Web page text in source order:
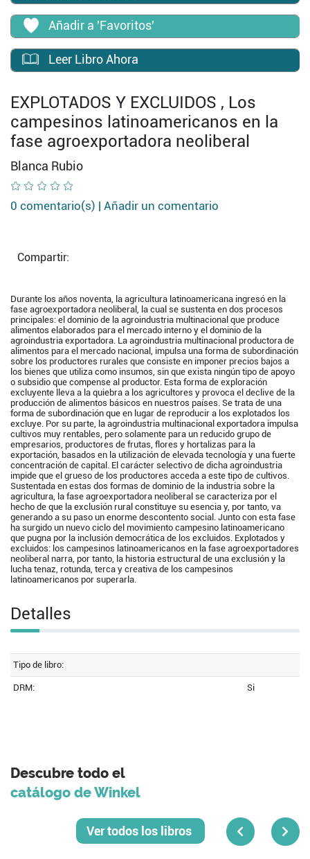
Añadir a 'Favoritos'
Leer Libro Ahora
EXPLOTADOS Y EXCLUIDOS , Los
campesinos latinoamericanos en la
fase agroexportadora neoliberal
Blanca Rubio
0 comentario(s) | Añadir un comentario
Compartir:
Durante los años noventa, la agricultura latinoamericana ingresó en la
fase agroexportadora neoliberal, la cual se sustenta en dos procesos
principales: el dominio de la agroindustria multinacional que produce
alimentos elaborados para el mercado interno y el dominio de la
agroindustria exportadora. La agroindustria multinacional productora de
alimentos para el mercado nacional, impulsa una forma de subordinación
sobre los productores rurales que consiste en imponer precios bajos a
los bienes que utiliza como insumos, sin que exista ningún tipo de apoyo
o subsidio que compense al productor. Esta forma de exploración
excluyente lleva a la quiebra a los agricultores y provoca el declive de la
producción de alimentos básicos en nuestros países. Se trata de una
forma de subordinación que en lugar de reproducir a los explotados los
excluye. Por su parte, la agroindustria multinacional exportadora impulsa
cultivos muy rentables, pero solamente para un reducido grupo de
empresarios, productores de frutas, flores y hortalizas para la
exportación, basados en la utilización de elevada tecnología y una fuerte
concentración de capital. El carácter selectivo de dicha agroindustria
impide que el grueso de los productores acceda a este tipo de cultivos.
Sustentada en estas dos formas de dominio de la industria sobre la
agricultura, la fase agroexportadora neoliberal se caracteriza por el
hecho de que la exclusión rural constituye su esencia y, por tanto, va
generando a su paso un enorme descontento social. Junto con esta fase
ha surgido un nuevo ciclo del movimiento campesino latinoamericano
que pugna por la inclusión democrática de los excluidos. Explotados y
excluidos: los campesinos latinoamericanos en la fase agroexportadores
neoliberal narra, por tanto, la historia estructural de una exclusión y la
lucha tenaz, rotunda, terca y creativa de los campesinos
latinoamericanos por superarla.
Detalles
Tipo de libro:
DRM: Si
Descubre todo el
catálogo de Winkel
Ver todos los libros